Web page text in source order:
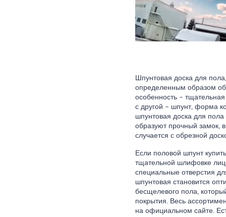
Шпунтовая доска для
определенным образом
особенность –
с другой – шпунт, форма
шпунтовая доска для
образуют прочный замок,
случается с обрезной
Если половой шпунт
тщательной шлифовке
специальные отверстия
шпунтовая становится
бесщелевого пола,
покрытия. Весь
на официальном сайте.